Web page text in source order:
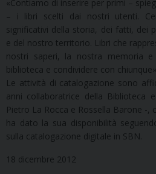
«Contiamo di inserire per primi –
– i libri scelti dai nostri utenti.
significativi della storia, dei fatti, dei
e del nostro territorio. Libri che
nostri saperi, la nostra memoria
biblioteca e condividere con chiunque».
Le attività di catalogazione sono
anni collaboratrice della Biblioteca
Pietro La Rocca e Rossella Barone -,
ha dato la sua disponibilità
sulla catalogazione digitale in SBN.
18 dicembre 2012